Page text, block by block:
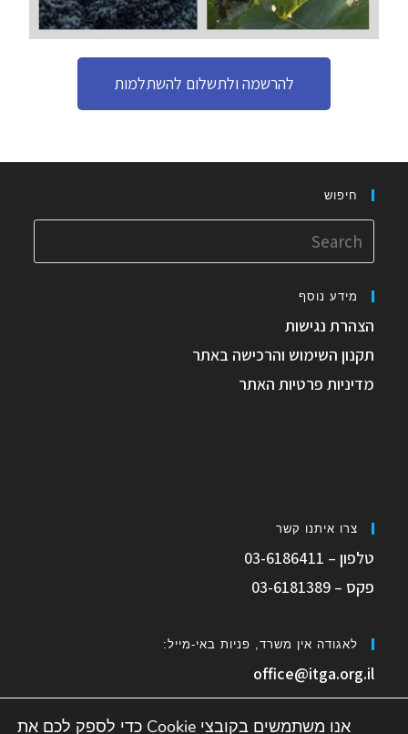
להרשמה ולתשלום להשתלמות
חיפוש
מידע נוסף
הצהרת נגישות
תקנון השימוש והרכישה באתר
מדיניות פרטיות האתר
צרו איתנו קשר
טלפון – 03-6186411
פקס – 03-6181389
לאגודה אין משרד, פניות באי-מייל:
office@itga.org.il
אנו משתמשים בקובצי Cookie כדי לספק לכם את